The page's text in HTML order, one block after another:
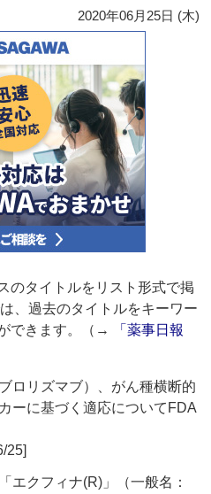
2020年06月25日 (木)
のタイトルをリスト形式で掲
は、過去のタイトルをキーワー
できます。（→
「薬事日報
ロリズマブ）、がん種横断的
ーに基づく適応についてFDA
25]
エクフィナ(R)」（一般名：